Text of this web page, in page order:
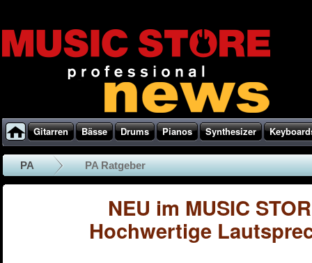
Gitarren Bässe Drums Pianos Synthesizer
PA PA Ratgeber
NEU im MUSIC
Hochwertige